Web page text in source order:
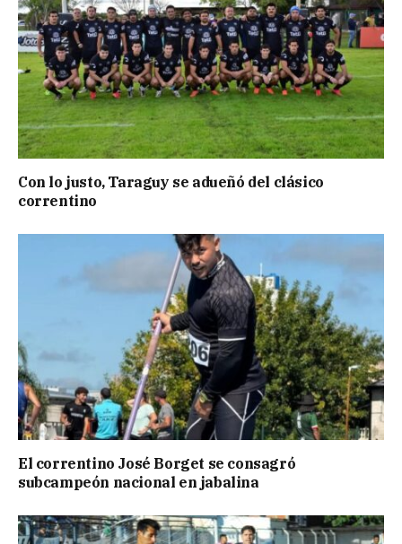
Con lo justo, Taraguy se adueñó del clásico
correntino
El correntino José Borget se consagró
subcampeón nacional en jabalina